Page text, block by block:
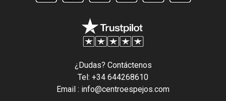
¿Dudas? Contáctenos
Tel: +34 644268610
Email : info@centroespejos.com